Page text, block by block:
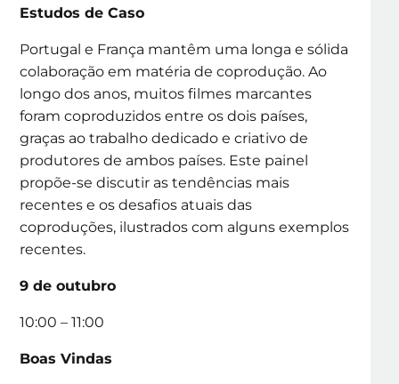
Estudos de Caso
Portugal e França mantêm uma longa e sólida
colaboração em matéria de coprodução. Ao
longo dos anos, muitos filmes marcantes
foram coproduzidos entre os dois países,
graças ao trabalho dedicado e criativo de
produtores de ambos países. Este painel
propõe-se discutir as tendências mais
recentes e os desafios atuais das
coproduções, ilustrados com alguns exemplos
recentes.
9 de outubro
10:00 – 11:00
Boas Vindas